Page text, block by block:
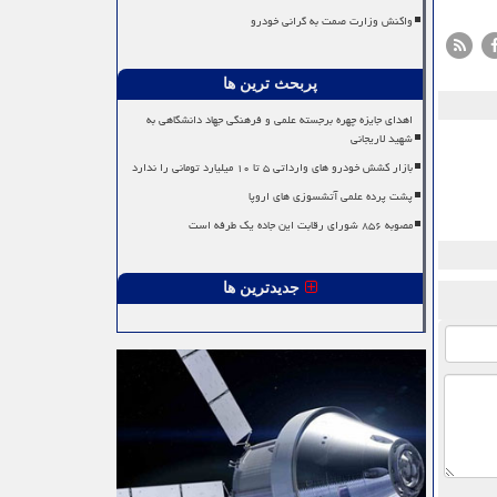
واکنش وزارت صمت به گرانی خودرو
پربحث ترین ها
اهدای جایزه چهره برجسته علمی و فرهنگی جهاد دانشگاهی به
شهید لاریجانی
بازار کشش خودرو های وارداتی ۵ تا ۱۰ میلیارد تومانی را ندارد
پشت پرده علمی آتشسوزی های اروپا
مصوبه ۸۵۶ شورای رقابت این جاده یک طرفه است
جدیدترین ها